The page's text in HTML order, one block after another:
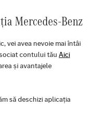
Mercedes-Benz
vei avea nevoie mai întâi
contului tău Aici
și avantajele
să deschizi aplicația